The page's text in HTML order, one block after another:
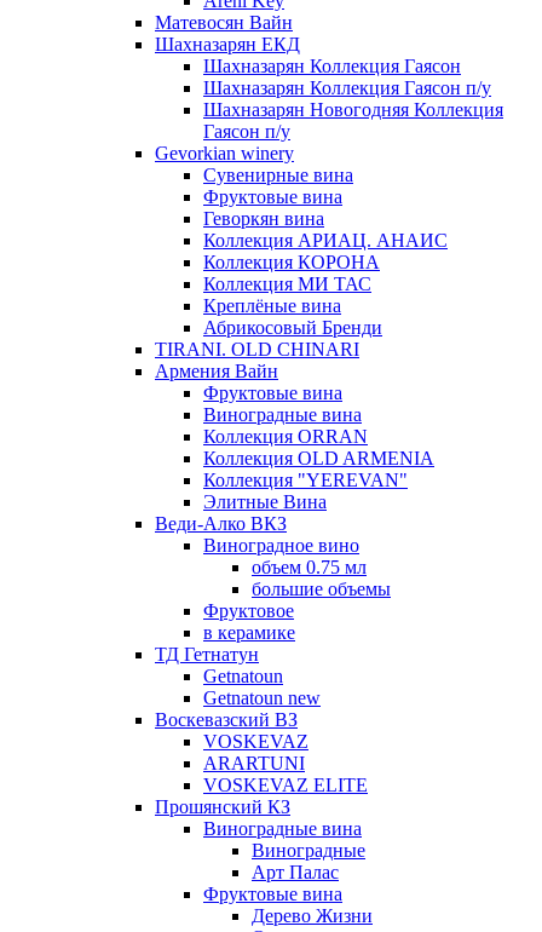
Матевосян Вайн
Шахназарян ЕКД
Шахназарян Коллекция Гаясон
Шахназарян Коллекция Гаясон п/у
Шахназарян Новогодняя Коллекция
Гаясон п/у
Gevorkian winery
Сувенирные вина
Фруктовые вина
Геворкян вина
Коллекция АРИАЦ. АНАИС
Коллекция КОРОНА
Коллекция МИ ТАС
Креплёные вина
Абрикосовый Бренди
TIRANI. OLD CHINARI
Армения Вайн
Фруктовые вина
Виноградные вина
Коллекция ORRAN
Коллекция OLD ARMENIA
Коллекция "YEREVAN"
Элитные Вина
Веди-Алко ВКЗ
Виноградное вино
объем 0.75 мл
большие объемы
Фруктовое
в керамике
ТД Гетнатун
Getnatoun
Getnatoun new
Воскевазский ВЗ
VOSKEVAZ
ARARTUNI
VOSKEVAZ ELITE
Прошянский КЗ
Виноградные вина
Виноградные
Арт Палас
Фруктовые вина
Дерево Жизни